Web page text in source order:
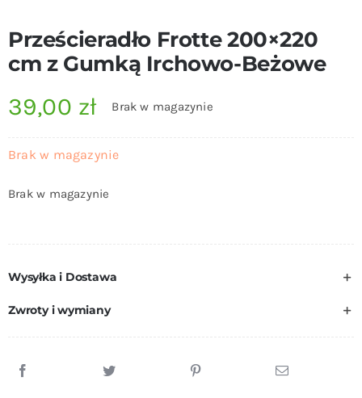
Prześcieradło Frotte 200×220
cm z Gumką Irchowo-Beżowe
39,00 zł Brak w magazynie
Brak w magazynie
Brak w magazynie
Wysyłka i Dostawa
Zwroty i wymiany